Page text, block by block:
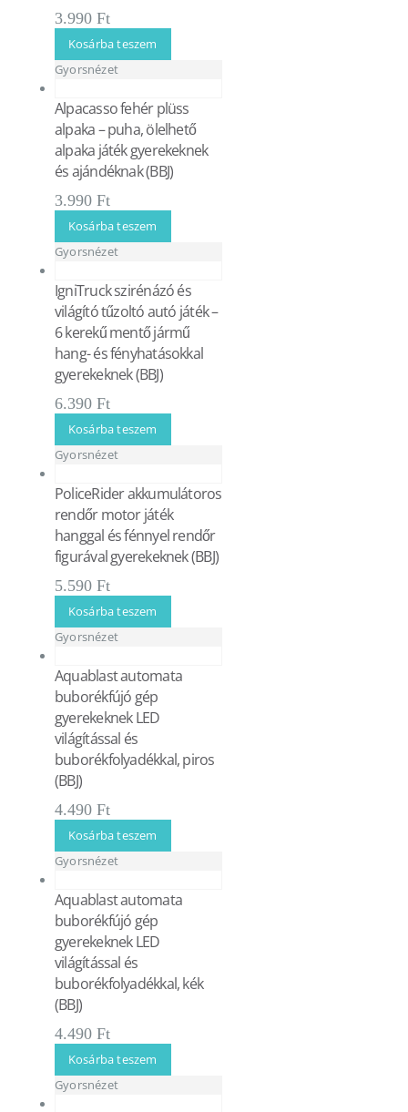
3.990 Ft
Kosárba teszem
Gyorsnézet
Alpacasso fehér plüss
alpaka – puha, ölelhető
alpaka játék gyerekeknek
és ajándéknak (BBJ)
3.990 Ft
Kosárba teszem
Gyorsnézet
IgniTruck szirénázó és
világító tűzoltó autó játék –
6 kerekű mentő jármű
hang- és fényhatásokkal
gyerekeknek (BBJ)
6.390 Ft
Kosárba teszem
Gyorsnézet
PoliceRider akkumulátoros
rendőr motor játék
hanggal és fénnyel rendőr
figurával gyerekeknek (BBJ)
5.590 Ft
Kosárba teszem
Gyorsnézet
Aquablast automata
buborékfújó gép
gyerekeknek LED
világítással és
buborékfolyadékkal, piros
(BBJ)
4.490 Ft
Kosárba teszem
Gyorsnézet
Aquablast automata
buborékfújó gép
gyerekeknek LED
világítással és
buborékfolyadékkal, kék
(BBJ)
4.490 Ft
Kosárba teszem
Gyorsnézet